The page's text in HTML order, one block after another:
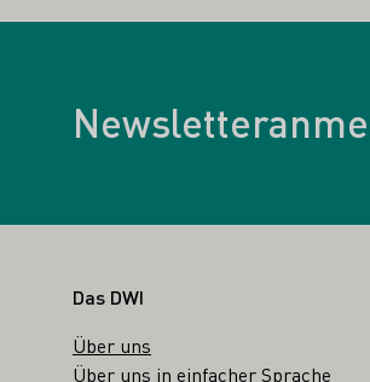
Fußbereich
Das DWI
Über uns
Über uns in einfacher Sprache